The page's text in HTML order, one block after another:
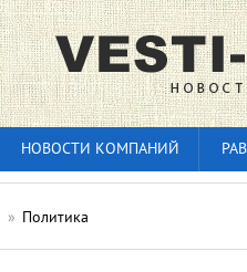
НОВОСТИ КОМПАНИЙ
» Политика